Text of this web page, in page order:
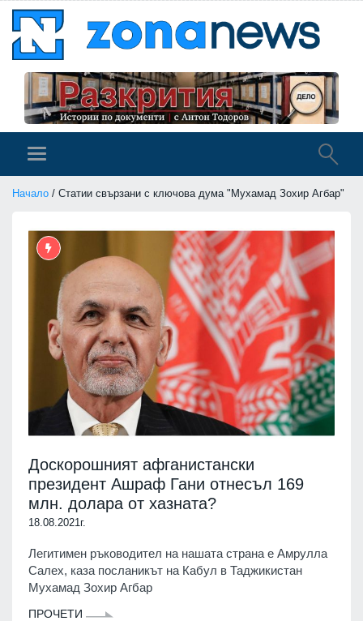
Начало / Статии свързани с ключова дума "Мухамад Зохир Агбар"
Доскорошният афганистански
президент Ашраф Гани отнесъл 169
млн. долара от хазната?
18.08.2021г.
Легитимен ръководител на нашата страна е Амрулла
Салех, каза посланикът на Кабул в Таджикистан
Мухамад Зохир Агбар
ПРОЧЕТИ